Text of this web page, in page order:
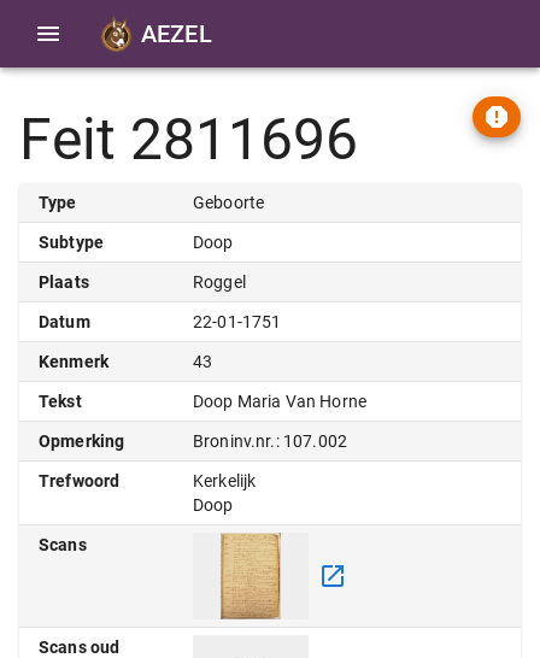
AEZEL
Feit 2811696
Type Geboorte
Subtype Doop
Plaats Roggel
Datum 22-01-1751
Kenmerk 43
Tekst Doop Maria Van Horne
Opmerking Broninv.nr.: 107.002
Trefwoord
Kerkelijk
Doop
Scans
Scans oud